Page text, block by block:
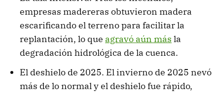
empresas madereras obtuvieron madera
escarificando el terreno para facilitar la
replantación, lo que agravó aún más la
degradación hidrológica de la cuenca.
El deshielo de 2025. El invierno de 2025 nevó
más de lo normal y el deshielo fue rápido,